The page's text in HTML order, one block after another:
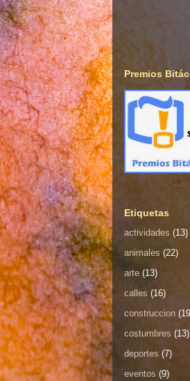
Premios
Etiquetas
actividades (13)
animales (22)
arte (13)
calles (16)
construccion
costumbres (13)
deportes (7)
eventos (9)